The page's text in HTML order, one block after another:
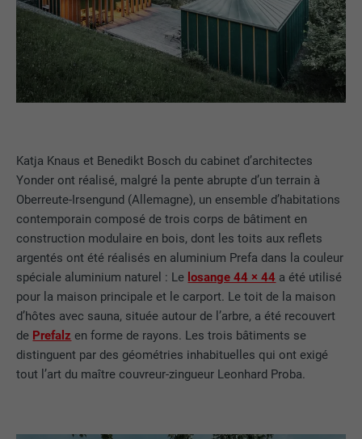
Katja Knaus et Benedikt Bosch du cabinet d’architectes
Yonder ont réalisé, malgré la pente abrupte d’un terrain à
Oberreute-Irsengund (Allemagne), un ensemble d’habitations
contemporain composé de trois corps de bâtiment en
construction modulaire en bois, dont les toits aux reflets
argentés ont été réalisés en aluminium Prefa dans la couleur
spéciale aluminium naturel : Le losange 44 × 44 a été utilisé
pour la maison principale et le carport. Le toit de la maison
d’hôtes avec sauna, située autour de l’arbre, a été recouvert
de Prefalz en forme de rayons. Les trois bâtiments se
distinguent par des géométries inhabituelles qui ont exigé
tout l’art du maître couvreur-zingueur Leonhard Proba.